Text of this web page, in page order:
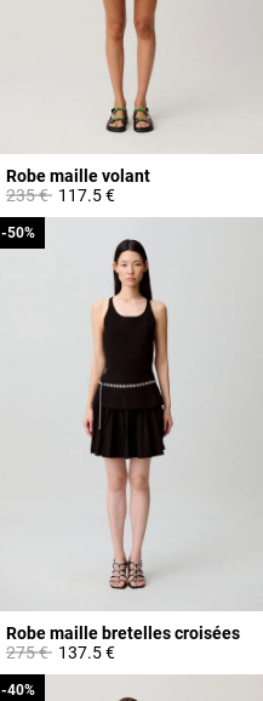
Robe maille volant
Prix réduit à partir de
235 €à117.5 €
Robe maille bretelles croisées
Prix réduit à partir de
275 €à
-50%
137.5 €
-50%
-40%
-40%